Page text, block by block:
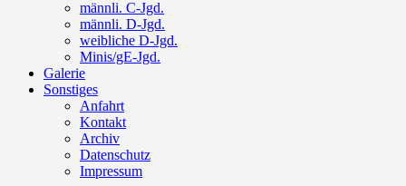
männli. C-Jgd.
männli. D-Jgd.
weibliche D-Jgd.
Minis/gE-Jgd.
Galerie
Sonstiges
Anfahrt
Kontakt
Archiv
Datenschutz
Impressum